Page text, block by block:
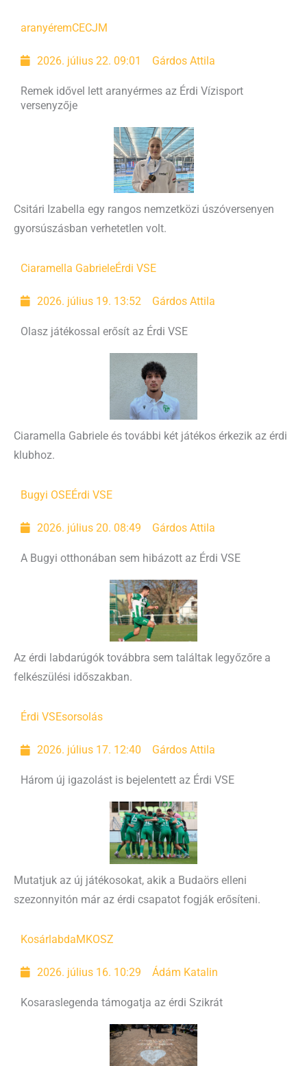
aranyéremCECJM
2026. július 22. 09:01 Gárdos Attila
Remek idővel lett aranyérmes az Érdi Vízisport
versenyzője
Csitári Izabella egy rangos nemzetközi úszóversenyen
gyorsúszásban verhetetlen volt.
Ciaramella GabrieleÉrdi VSE
2026. július 19. 13:52 Gárdos Attila
Olasz játékossal erősít az Érdi VSE
Ciaramella Gabriele és további két játékos érkezik az érdi
klubhoz.
Bugyi OSEÉrdi VSE
2026. július 20. 08:49 Gárdos Attila
A Bugyi otthonában sem hibázott az Érdi VSE
Az érdi labdarúgók továbbra sem találtak legyőzőre a
felkészülési időszakban.
Érdi VSEsorsolás
2026. július 17. 12:40 Gárdos Attila
Három új igazolást is bejelentett az Érdi VSE
Mutatjuk az új játékosokat, akik a Budaörs elleni
szezonnyitón már az érdi csapatot fogják erősíteni.
KosárlabdaMKOSZ
2026. július 16. 10:29 Ádám Katalin
Kosaraslegenda támogatja az érdi Szikrát